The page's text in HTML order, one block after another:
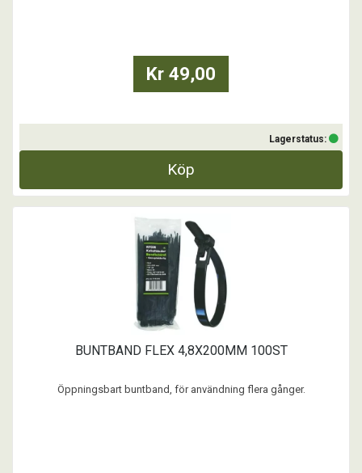
Kr 49,00
Lagerstatus:
Köp
BUNTBAND FLEX 4,8X200MM 100ST
Öppningsbart buntband, för användning flera gånger.